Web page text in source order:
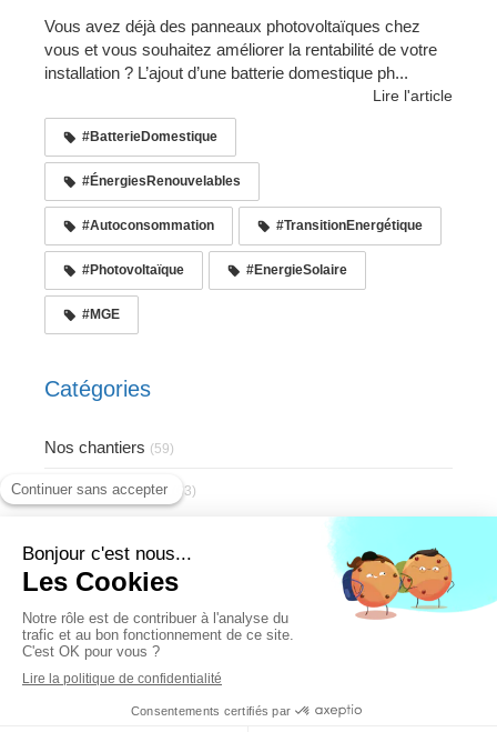
Vous avez déjà des panneaux photovoltaïques chez
vous et vous souhaitez améliorer la rentabilité de votre
installation ? L’ajout d’une batterie domestique ph...
Lire l'article
#BatterieDomestique
#ÉnergiesRenouvelables
#Autoconsommation #TransitionEnergétique
#Photovoltaïque #EnergieSolaire
#MGE
Catégories
Nos chantiers (59)
Aides et conseils (63)
Création et référencement du site par Simplébo
Ce site a été proposé par
développer